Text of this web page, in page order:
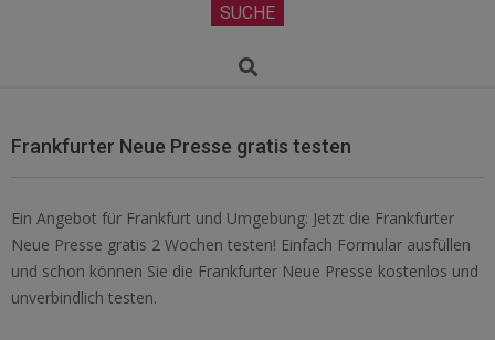
SUCHE
Search
Frankfurter Neue Presse gratis testen
Ein Angebot für Frankfurt und Umgebung: Jetzt die Frankfurter
Neue Presse gratis 2 Wochen testen! Einfach Formular ausfüllen
und schon können Sie die Frankfurter Neue Presse kostenlos und
unverbindlich testen.